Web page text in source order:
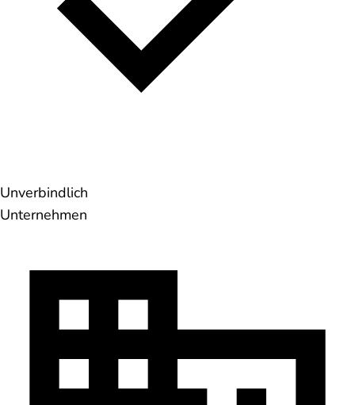
Unverbindlich
Unternehmen